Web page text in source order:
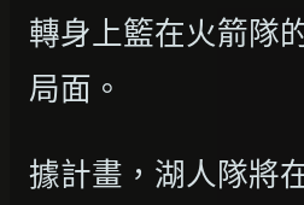
轉身上籃在火箭隊
局面。
據計畫，湖人隊將